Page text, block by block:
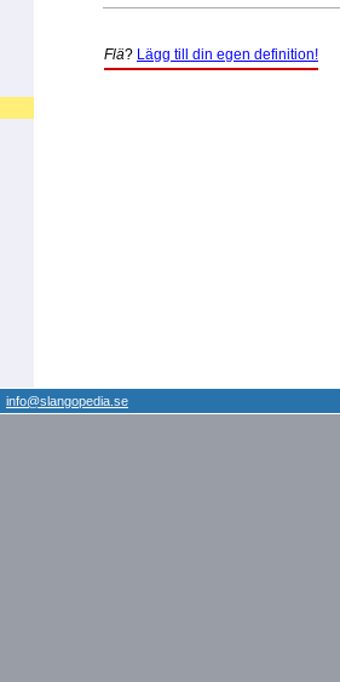
Flä? Lägg till din egen definition!
info@slangopedia.se